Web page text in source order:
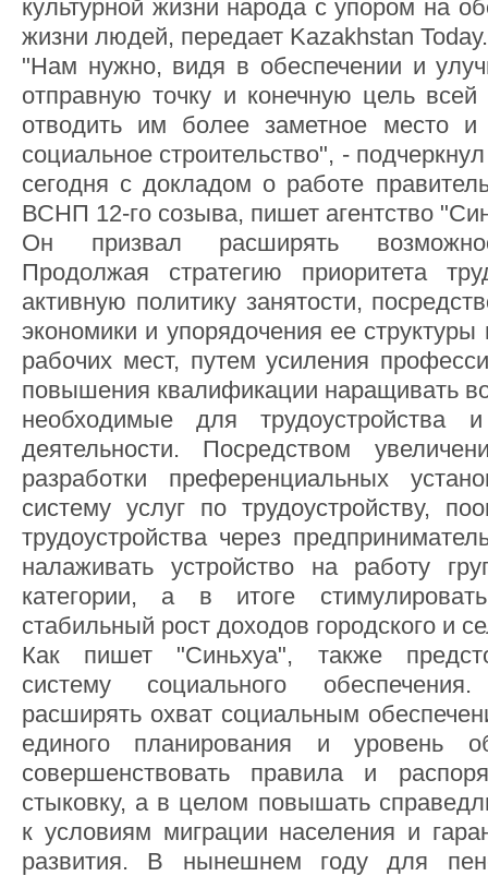
культурной жизни народа с упором на
жизни людей, передает Kazakhstan Today.
"Нам нужно, видя в обеспечении и
отправную точку и конечную цель всей
отводить им более заметное место и
социальное строительство", -
сегодня с докладом о работе
ВСНП 12-го созыва, пишет агентство
Он призвал расширять
Продолжая стратегию приоритета
активную политику занятости,
экономики и упорядочения ее
рабочих мест, путем усиления
повышения квалификации наращивать
необходимые для трудоустройства и
деятельности. Посредством
разработки преференциальных
систему услуг по трудоустройству,
трудоустройства через
налаживать устройство на работу
категории, а в итоге
стабильный рост доходов городского и
Как пишет "Синьхуа", также
систему социального
расширять охват социальным
единого планирования и уровень
совершенствовать правила и
стыковку, а в целом повышать
к условиям миграции населения и
развития. В нынешнем году для